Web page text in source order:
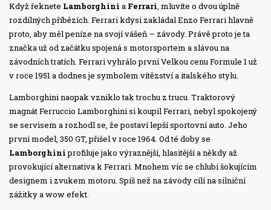
Když řeknete Lamborghini a Ferrari, mluvíte o dvou úplně
rozdílných příbězích. Ferrari kdysi zakládal Enzo Ferrari hlavně
proto, aby měl peníze na svojí vášeň – závody. Právě proto je ta
značka už od začátku spojená s motorsportem a slávou na
závodních tratích. Ferrari vyhrálo první Velkou cenu Formule 1 už
v roce 1951 a dodnes je symbolem vítězství a italského stylu.
Lamborghini naopak vzniklo tak trochu z trucu. Traktorový
magnát Ferruccio Lamborghini si koupil Ferrari, nebyl spokojený
se servisem a rozhodl se, že postaví lepší sportovní auto. Jeho
první model, 350 GT, přišel v roce 1964. Od té doby se
Lamborghiniprofiluje jako výraznější, hlasitější a někdy až
provokující alternativa k Ferrari. Mnohem víc se chlubí šokujícím
designem i zvukem motoru. Spíš než na závody cílí na silniční
zážitky a wow efekt.